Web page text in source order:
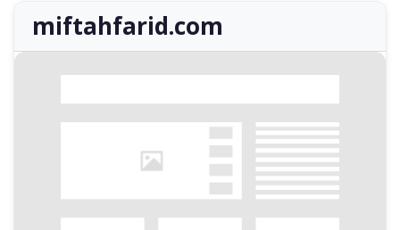
miftahfarid.com